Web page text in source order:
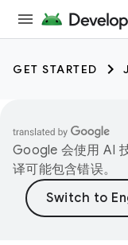
GET STARTED
Google 会使用 AI
译可能包含错误。